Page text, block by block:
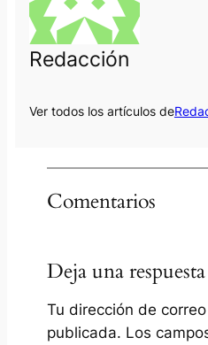
Redacción
Ver todos los artículos de
Comentarios
Deja una respuesta
Tu dirección de
publicada. Los